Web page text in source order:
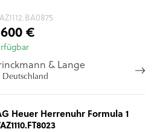
€
& Lange
Deutschland
Heuer Herrenuhr Formula 1